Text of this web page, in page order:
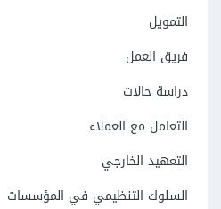
التمويل
فريق العمل
دراسة حالات
التعامل مع العملاء
التعهيد الخارجي
السلوك التنظيمي في المؤسسات